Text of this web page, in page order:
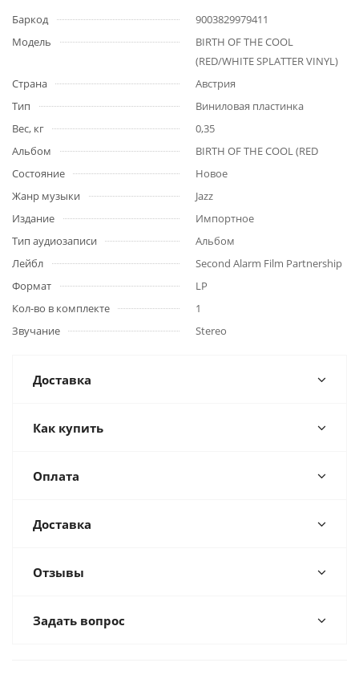
Баркод
9003829979411
Модель
BIRTH OF THE COOL
(RED/WHITE SPLATTER VINYL)
Страна
Австрия
Тип
Виниловая пластинка
Вес, кг
0,35
Альбом
BIRTH OF THE COOL (RED
Состояние
Новое
Жанр музыки
Jazz
Издание
Импортное
Тип аудиозаписи
Альбом
Лейбл
Second Alarm Film Partnership
Формат
LP
Кол-во в комплекте
1
Звучание
Stereo
Доставка
Как купить
Оплата
Доставка
Отзывы
Задать вопрос